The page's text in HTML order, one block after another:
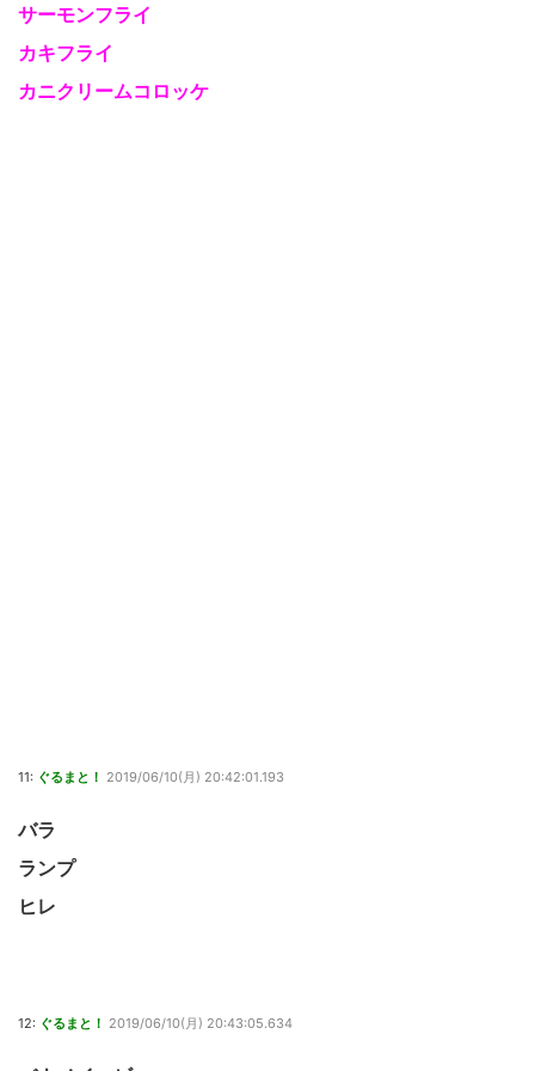
サーモンフライ
カキフライ
カニクリームコロッケ
11: ぐるまと！ 2019/06/10(月) 20:42:01.193
バラ
ランプ
ヒレ
12: ぐるまと！ 2019/06/10(月) 20:43:05.634